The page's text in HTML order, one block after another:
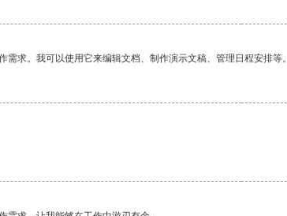
求。我可以使用它来编辑文档、制作演示文稿、管理日程安排等。